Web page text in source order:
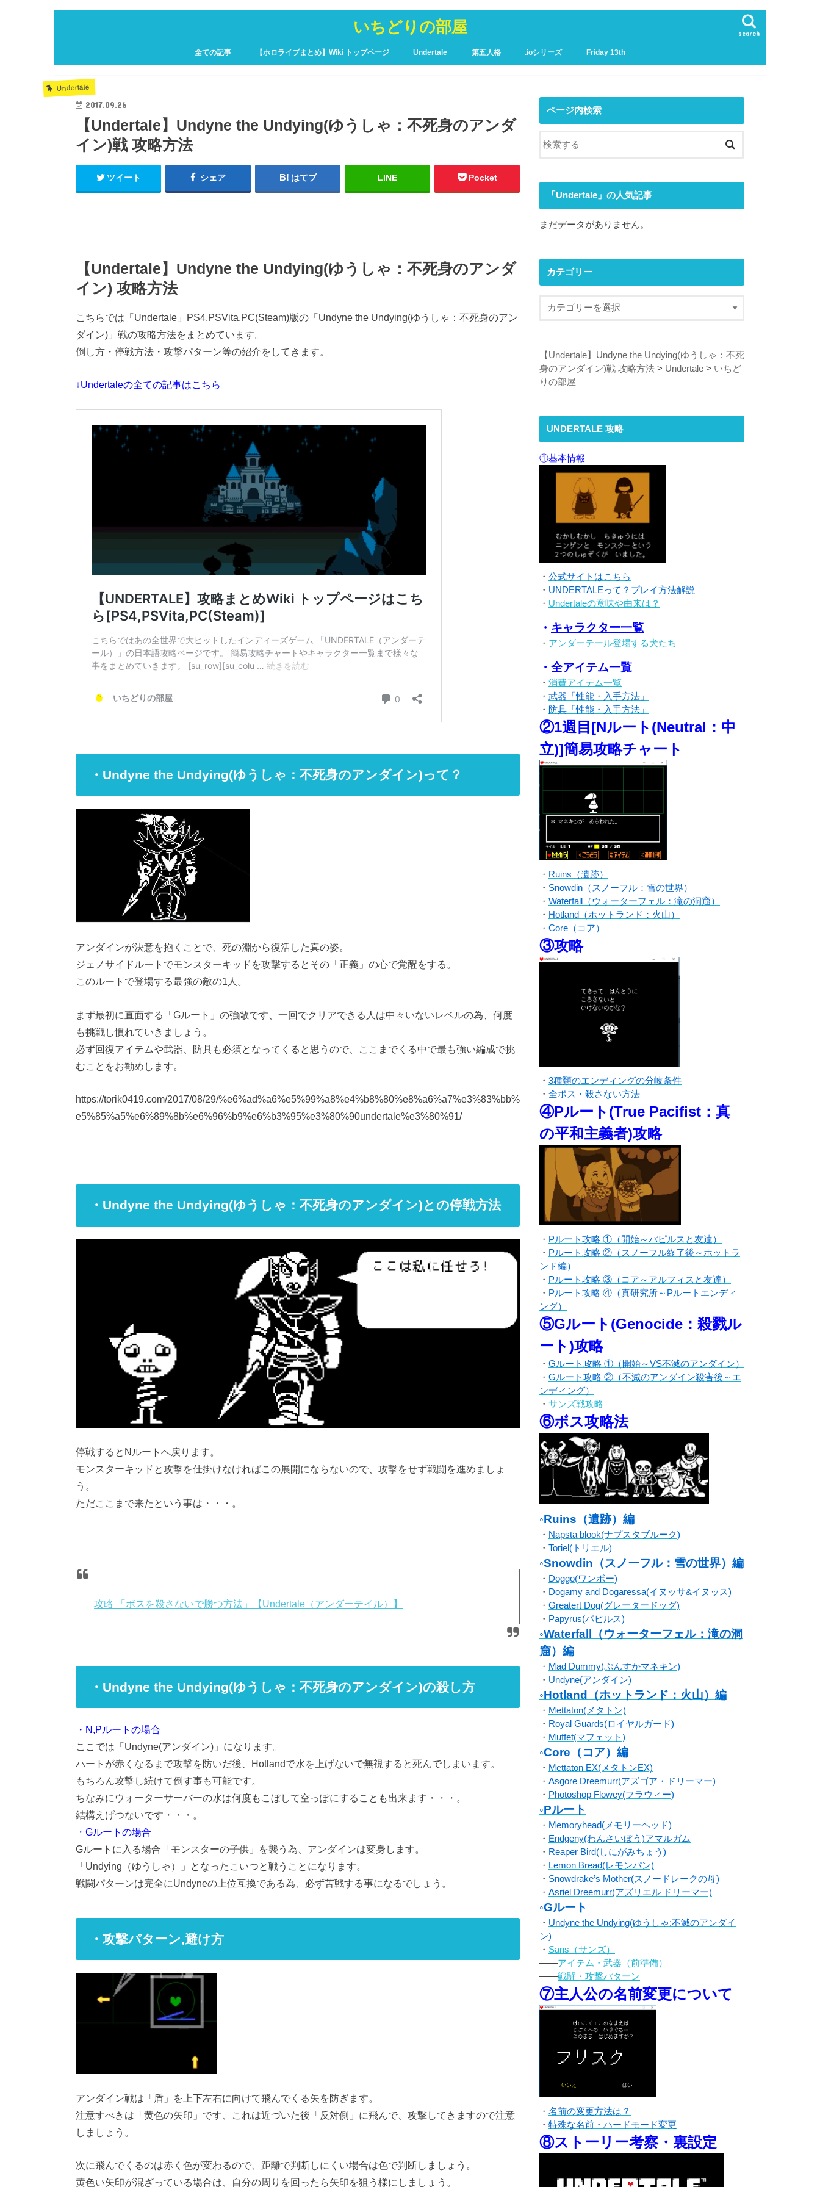
いちどりの部屋 search
全ての記事 【ホロライブまとめ】Wiki トップページ Undertale 第五人格 .ioシリーズ Friday 13th
Undertale
2017.09.26
【Undertale】Undyne the Undying(ゆうしゃ：不死身のアンダ
イン)戦 攻略方法
ツイート シェア はてブ LINE Pocket
【Undertale】Undyne the Undying(ゆうしゃ：不死身のアンダ
イン) 攻略方法
こちらでは「Undertale」PS4,PSVita,PC(Steam)版の「Undyne the Undying(ゆうしゃ：不死身のアン
ダイン)」戦の攻略方法をまとめています。
倒し方・停戦方法・攻撃パターン等の紹介をしてきます。
↓Undertaleの全ての記事はこちら
・Undyne the Undying(ゆうしゃ：不死身のアンダイン)って？
アンダインが決意を抱くことで、死の淵から復活した真の姿。
ジェノサイドルートでモンスターキッドを攻撃するとその「正義」の心で覚醒をする。
このルートで登場する最強の敵の1人。
まず最初に直面する「Gルート」の強敵です、一回でクリアできる人は中々いないレベルの為、何度
も挑戦し慣れていきましょう。
必ず回復アイテムや武器、防具も必須となってくると思うので、ここまでくる中で最も強い編成で挑
むことをお勧めします。
https://torik0419.com/2017/08/29/%e6%ad%a6%e5%99%a8%e4%b8%80%e8%a6%a7%e3%83%bb%
e5%85%a5%e6%89%8b%e6%96%b9%e6%b3%95%e3%80%90undertale%e3%80%91/
・Undyne the Undying(ゆうしゃ：不死身のアンダイン)との停戦方法
停戦するとNルートへ戻ります。
モンスターキッドと攻撃を仕掛けなければこの展開にならないので、攻撃をせず戦闘を進めましょ
う。
ただここまで来たという事は・・・。
攻略 「ボスを殺さないで勝つ方法」【Undertale（アンダーテイル）】
・Undyne the Undying(ゆうしゃ：不死身のアンダイン)の殺し方
・N,Pルートの場合
ここでは「Undyne(アンダイン)」になります。
ハートが赤くなるまで攻撃を防いだ後、Hotlandで水を上げないで無視すると死んでしまいます。
もちろん攻撃し続けて倒す事も可能です。
ちなみにウォーターサーバーの水は何度もこぼして空っぽにすることも出来ます・・・。
結構えげつないです・・・。
・Gルートの場合
Gルートに入る場合「モンスターの子供」を襲う為、アンダインは変身します。
「Undying（ゆうしゃ）」となったこいつと戦うことになります。
戦闘パターンは完全にUndyneの上位互換である為、必ず苦戦する事になるでしょう。
・攻撃パターン,避け方
アンダイン戦は「盾」を上下左右に向けて飛んでくる矢を防ぎます。
注意すべきは「黄色の矢印」です、これは近づいた後「反対側」に飛んで、攻撃してきますので注意
しましょう。
次に飛んでくるのは赤く色が変わるので、距離で判断しにくい場合は色で判断しましょう。
黄色い矢印が混ざっている場合は、自分の周りを回ったら矢印を狙う様にしましょう。
ページ内検索
「Undertale」の人気記事
まだデータがありません。
カテゴリー
【Undertale】Undyne the Undying(ゆうしゃ：不死
身のアンダイン)戦 攻略方法 > Undertale > いちど
りの部屋
UNDERTALE 攻略
①基本情報
・ 公式サイトはこちら
・ UNDERTALEって？プレイ方法解説
・ Undertaleの意味や由来は？
・ キャラクター一覧
・ アンダーテール登場する犬たち
・ 全アイテム一覧
・ 消費アイテム一覧
・ 武器「性能・入手方法」
・ 防具「性能・入手方法」
②1週目[Nルート(Neutral：中
立)]簡易攻略チャート
・ Ruins（遺跡）
・ Snowdin（スノーフル：雪の世界）
・ Waterfall（ウォーターフェル：滝の洞窟）
・ Hotland（ホットランド：火山）
・ Core（コア）
③攻略
・ 3種類のエンディングの分岐条件
・ 全ボス・殺さない方法
④Pルート(True Pacifist：真
の平和主義者)攻略
・ Pルート攻略 ①（開始～パピルスと友達）
・ Pルート攻略 ②（スノーフル終了後～ホットラ
ンド編）
・ Pルート攻略 ③（コア～アルフィスと友達）
・ Pルート攻略 ④（真研究所～Pルートエンディ
ング）
⑤Gルート(Genocide：殺戮ル
ート)攻略
・ Gルート攻略 ①（開始～VS不滅のアンダイン）
・ Gルート攻略 ②（不滅のアンダイン殺害後～エ
ンディング）
・ サンズ戦攻略
⑥ボス攻略法
◦Ruins（遺跡）編
・ Napsta blook(ナプスタブルーク)
・ Toriel(トリエル)
◦Snowdin（スノーフル：雪の世界）編
・ Doggo(ワンボー)
・ Dogamy and Dogaressa(イヌッサ&イヌッス)
・ Greatert Dog(グレータードッグ)
・ Papyrus(パピルス)
◦Waterfall（ウォーターフェル：滝の洞
窟）編
・ Mad Dummy(ぷんすかマネキン)
・ Undyne(アンダイン)
◦Hotland（ホットランド：火山）編
・ Mettaton(メタトン)
・ Royal Guards(ロイヤルガード)
・ Muffet(マフェット)
◦Core（コア）編
・ Mettaton EX(メタトンEX)
・ Asgore Dreemurr(アズゴア・ドリーマー)
・ Photoshop Flowey(フラウィー)
◦Pルート
・ Memoryhead(メモリーヘッド)
・ Endgeny(わんさいぼう)アマルガム
・ Reaper Bird(しにがみちょう)
・ Lemon Bread(レモンパン)
・ Snowdrake’s Mother(スノードレークの母)
・ Asriel Dreemurr(アズリエル ドリーマー)
◦Gルート
・ Undyne the Undying(ゆうしゃ:不滅のアンダイ
ン)
・ Sans（サンズ）
――アイテム・武器（前準備）
――戦闘・攻撃パターン
⑦主人公の名前変更について
・ 名前の変更方法は？
・ 特殊な名前・ハードモード変更
⑧ストーリー考察・裏設定